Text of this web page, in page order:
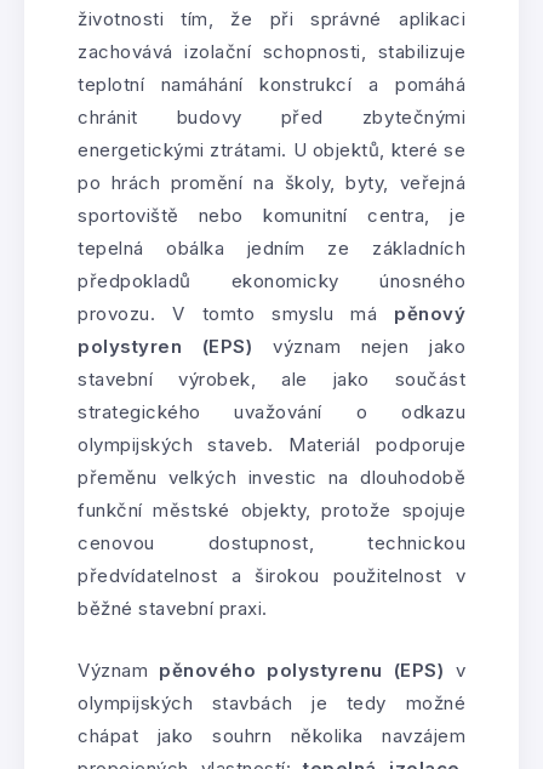
životnosti tím, že při správné aplikaci
zachovává izolační schopnosti, stabilizuje
teplotní namáhání konstrukcí a pomáhá
chránit budovy před zbytečnými
energetickými ztrátami. U objektů, které se
po hrách promění na školy, byty, veřejná
sportoviště nebo komunitní centra, je
tepelná obálka jedním ze základních
předpokladů ekonomicky únosného
provozu. V tomto smyslu má pěnový
polystyren (EPS) význam nejen jako
stavební výrobek, ale jako součást
strategického uvažování o odkazu
olympijských staveb. Materiál podporuje
přeměnu velkých investic na dlouhodobě
funkční městské objekty, protože spojuje
cenovou dostupnost, technickou
předvídatelnost a širokou použitelnost v
běžné stavební praxi.
Význam pěnového polystyrenu (EPS) v
olympijských stavbách je tedy možné
chápat jako souhrn několika navzájem